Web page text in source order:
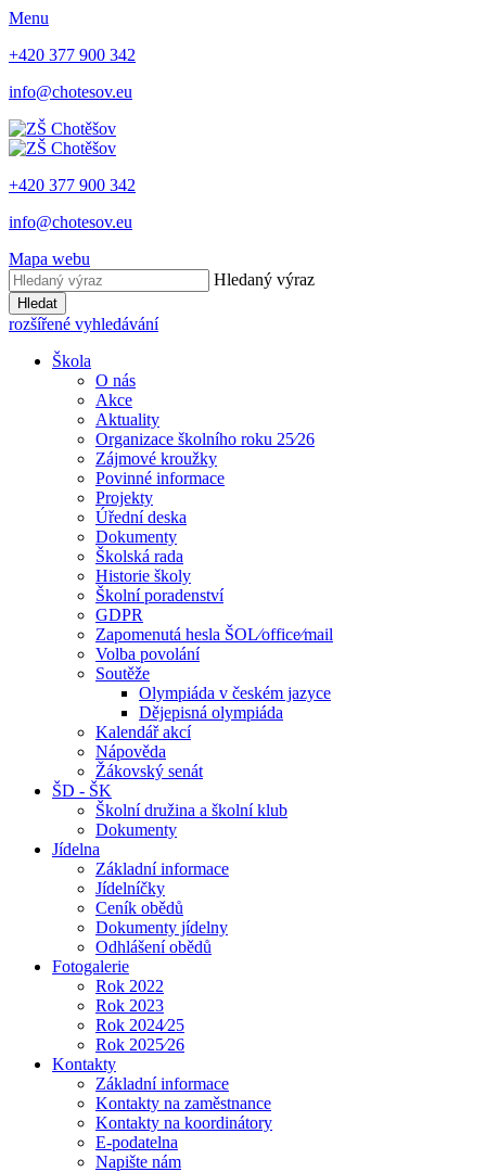
Menu
+420 377 900 342
info@chotesov.eu
+420 377 900 342
info@chotesov.eu
Mapa webu
Hledaný výraz
Hledat
rozšířené vyhledávání
Škola
O nás
Akce
Aktuality
Organizace školního roku 25⁄26
Zájmové kroužky
Povinné informace
Projekty
Úřední deska
Dokumenty
Školská rada
Historie školy
Školní poradenství
GDPR
Zapomenutá hesla ŠOL⁄office⁄mail
Volba povolání
Soutěže
Olympiáda v českém jazyce
Dějepisná olympiáda
Kalendář akcí
Nápověda
Žákovský senát
ŠD - ŠK
Školní družina a školní klub
Dokumenty
Jídelna
Základní informace
Jídelníčky
Ceník obědů
Dokumenty jídelny
Odhlášení obědů
Fotogalerie
Rok 2022
Rok 2023
Rok 2024⁄25
Rok 2025⁄26
Kontakty
Základní informace
Kontakty na zaměstnance
Kontakty na koordinátory
E-podatelna
Napište nám